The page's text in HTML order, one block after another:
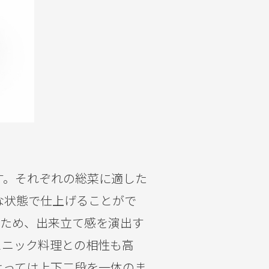
それぞれの総菜に適した
態で仕上げることがで
め、出来立て感を演出す
ック料理との相性も高